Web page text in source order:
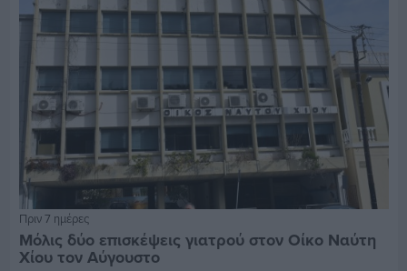
Πριν 7 ημέρες
Μόλις δύο επισκέψεις γιατρού στον Οίκο Ναύτη
Χίου τον Αύγουστο